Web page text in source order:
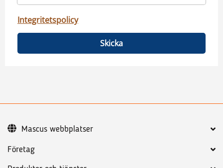
Integritetspolicy
Skicka
Företag
Mascus webbplatser